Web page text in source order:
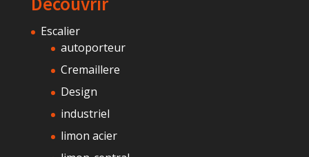
Escalier
autoporteur
Cremaillere
Design
industriel
limon acier